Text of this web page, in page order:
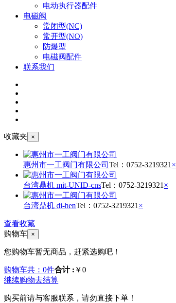
电动执行器配件
电磁阀
常闭型(NC)
常开型(NO)
防爆型
电磁阀配件
联系我们
收藏夹 ×
惠州市一工阀门有限公司 Tel： 0752-3219321 ×
台湾鼎机 mit-UNID-cnsTel： 0752-3219321 ×
台湾鼎机 di-henTel： 0752-3219321 ×
查看收藏
购物车 ×
您购物车暂无商品，赶紧选购吧！
购物车共：0件合计 : ￥0
继续购物去结算
购买前请与客服联系，请勿直接下单！